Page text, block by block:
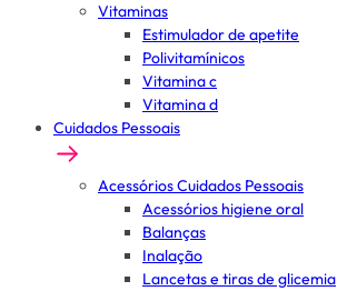
Vitaminas
Estimulador de apetite
Polivitamínicos
Vitamina c
Vitamina d
Cuidados Pessoais
Acessórios Cuidados Pessoais
Acessórios higiene oral
Balanças
Inalação
Lancetas e tiras de glicemia